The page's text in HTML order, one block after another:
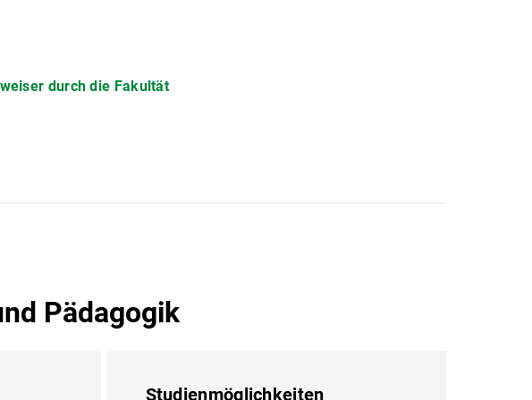
durch die Fakultät
Pädagogik
Studienmöglichkeiten